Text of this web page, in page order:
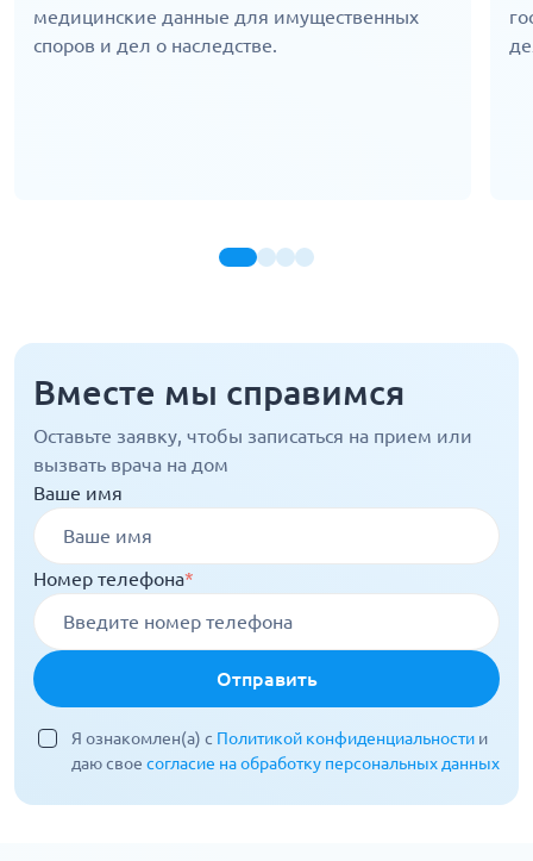
медицинские данные для имущественных
споров и дел о наследстве.
Вместе мы справимся
Оставьте заявку, чтобы записаться на прием или
вызвать врача на дом
Ваше имя
Номер телефона*
Отправить
Я ознакомлен(а) с Политикой конфиденциальности и
даю свое согласие на обработку персональных данных